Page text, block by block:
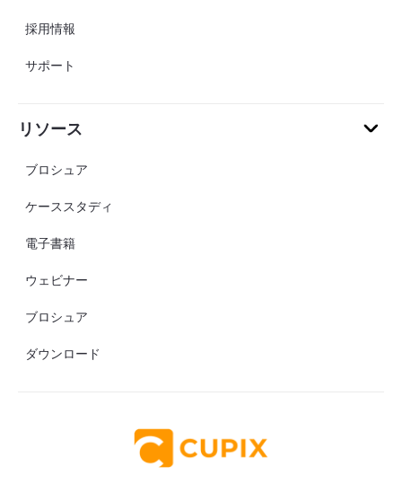
採用情報
サポート
リソース
ブロシュア
ケーススタディ
電子書籍
ウェビナー
ブロシュア
ダウンロード